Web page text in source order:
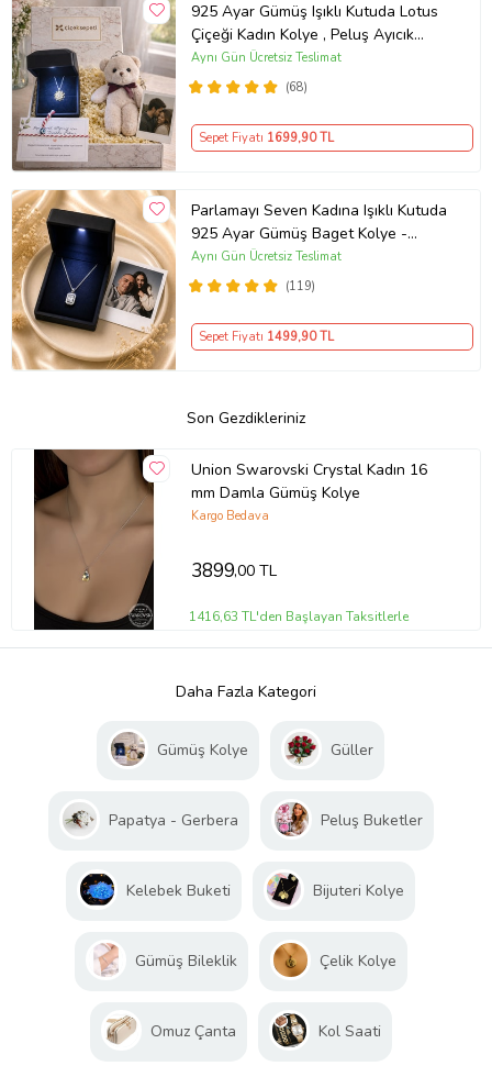
925 Ayar Gümüş Işıklı Kutuda Lotus
Çiçeği Kadın Kolye , Peluş Ayıcık
Anahtarlık Marteniçka Bileklik,
Polaroid Fotoğraf Hediye
(68)
Aynı Gün Ücretsiz Teslimat
Sepet Fiyatı 1699,90 TL
Parlamayı Seven Kadına Işıklı Kutuda
925 Ayar Gümüş Baget Kolye -
Kişiye Özel Fotoğraf Hediye
(119)
Aynı Gün Ücretsiz Teslimat
Sepet Fiyatı 1499,90 TL
Son Gezdikleriniz
Union Swarovski Crystal Kadın 16
mm Damla Gümüş Kolye
Kargo Bedava
3899,00 TL
1416,63 TL'den Başlayan Taksitlerle
Daha Fazla Kategori
Gümüş Kolye Güller
Papatya - Gerbera Peluş Buketler
Kelebek Buketi Bijuteri Kolye
Gümüş Bileklik Çelik Kolye
Omuz Çanta Kol Saati